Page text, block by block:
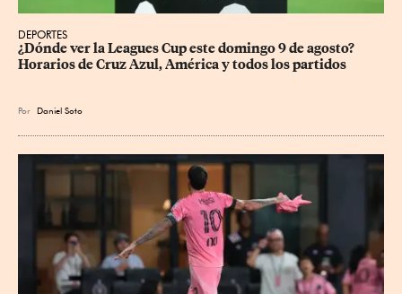
DEPORTES
¿Dónde ver la Leagues Cup este domingo 9 de agosto?
Horarios de Cruz Azul, América y todos los partidos
Por Daniel Soto